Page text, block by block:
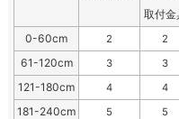
取付金
0-60cm
2 2
61-120cm 3 3
121-180cm 4 4
181-240cm 5 5